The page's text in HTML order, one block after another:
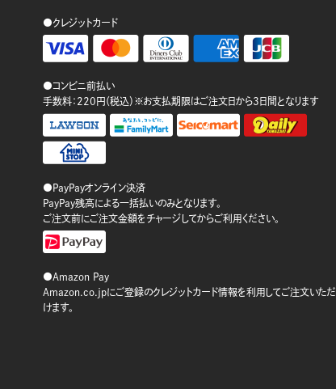
●クレジットカード
●コンビニ前払い
手数料：220円（税込）※お支払期限はご注文日から3日間となります
●PayPayオンライン決済
PayPay残高による一括払いのみとなります。
ご注文前にご注文金額をチャージしてからご利用ください。
●Amazon Pay
Amazon.co.jpにご登録のクレジットカード情報を利用してご注文いただ
けます。